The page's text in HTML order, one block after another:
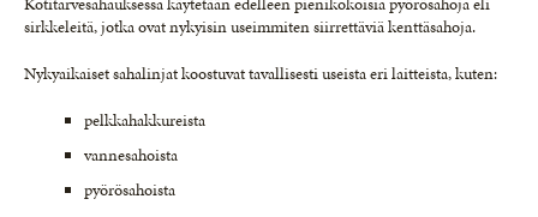
sirkkeleitä, jotka ovat nykyisin useimmiten siirrettäviä kenttäsahoja.
Nykyaikaiset sahalinjat koostuvat tavallisesti useista eri laitteista, kuten:
pelkkahakkureista
vannesahoista
pyörösahoista